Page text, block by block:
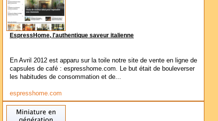
EspressHome, l'authentique saveur italienne
En Avril 2012 est apparu sur la toile notre site de vente en ligne de
capsules de café : espresshome.com. Le but était de bouleverser
les habitudes de consommation et de...
espresshome.com